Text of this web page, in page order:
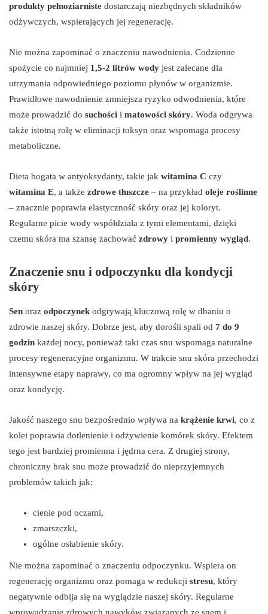
produkty pełnoziarniste dostarczają niezbędnych składników
odżywczych, wspierających jej regenerację.
Nie można zapominać o znaczeniu nawodnienia. Codzienne
spożycie co najmniej 1,5-2 litrów wody jest zalecane dla
utrzymania odpowiedniego poziomu płynów w organizmie.
Prawidłowe nawodnienie zmniejsza ryzyko odwodnienia, które
może prowadzić do suchości i matowości skóry. Woda odgrywa
także istotną rolę w eliminacji toksyn oraz wspomaga procesy
metaboliczne.
Dieta bogata w antyoksydanty, takie jak witamina C czy
witamina E, a także zdrowe tłuszcze – na przykład oleje roślinne
– znacznie poprawia elastyczność skóry oraz jej koloryt.
Regularne picie wody współdziała z tymi elementami, dzięki
czemu skóra ma szansę zachować zdrowy i promienny wygląd.
Znaczenie snu i odpoczynku dla kondycji
skóry
Sen oraz odpoczynek odgrywają kluczową rolę w dbaniu o
zdrowie naszej skóry. Dobrze jest, aby dorośli spali od 7 do 9
godzin każdej nocy, ponieważ taki czas snu wspomaga naturalne
procesy regeneracyjne organizmu. W trakcie snu skóra przechodzi
intensywne etapy naprawy, co ma ogromny wpływ na jej wygląd
oraz kondycję.
Jakość naszego snu bezpośrednio wpływa na krążenie krwi, co z
kolei poprawia dotlenienie i odżywienie komórek skóry. Efektem
tego jest bardziej promienna i jędrna cera. Z drugiej strony,
chroniczny brak snu może prowadzić do nieprzyjemnych
problemów takich jak:
cienie pod oczami,
zmarszczki,
ogólne osłabienie skóry.
Nie można zapominać o znaczeniu odpoczynku. Wspiera on
regenerację organizmu oraz pomaga w redukcji stresu, który
negatywnie odbija się na wyglądzie naszej skóry. Regularne
wprowadzanie zdrowych nawyków związanych ze snem i